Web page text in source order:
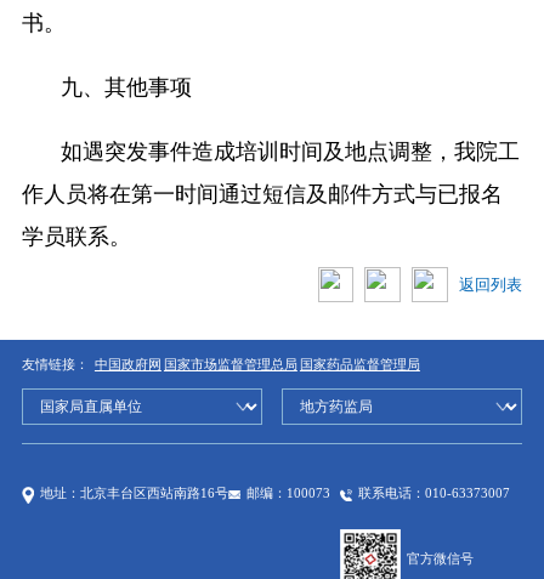
书。
九、其他事项
如遇突发事件造成培训时间及地点调整，我院工
作人员将在第一时间通过短信及邮件方式与已报名
学员联系。
返回列表
友情链接： 中国政府网 国家市场监督管理总局 国家药品监督管理局
地址：北京丰台区西站南路16号 联系电话：010-63373007
邮编：100073
官方微信号